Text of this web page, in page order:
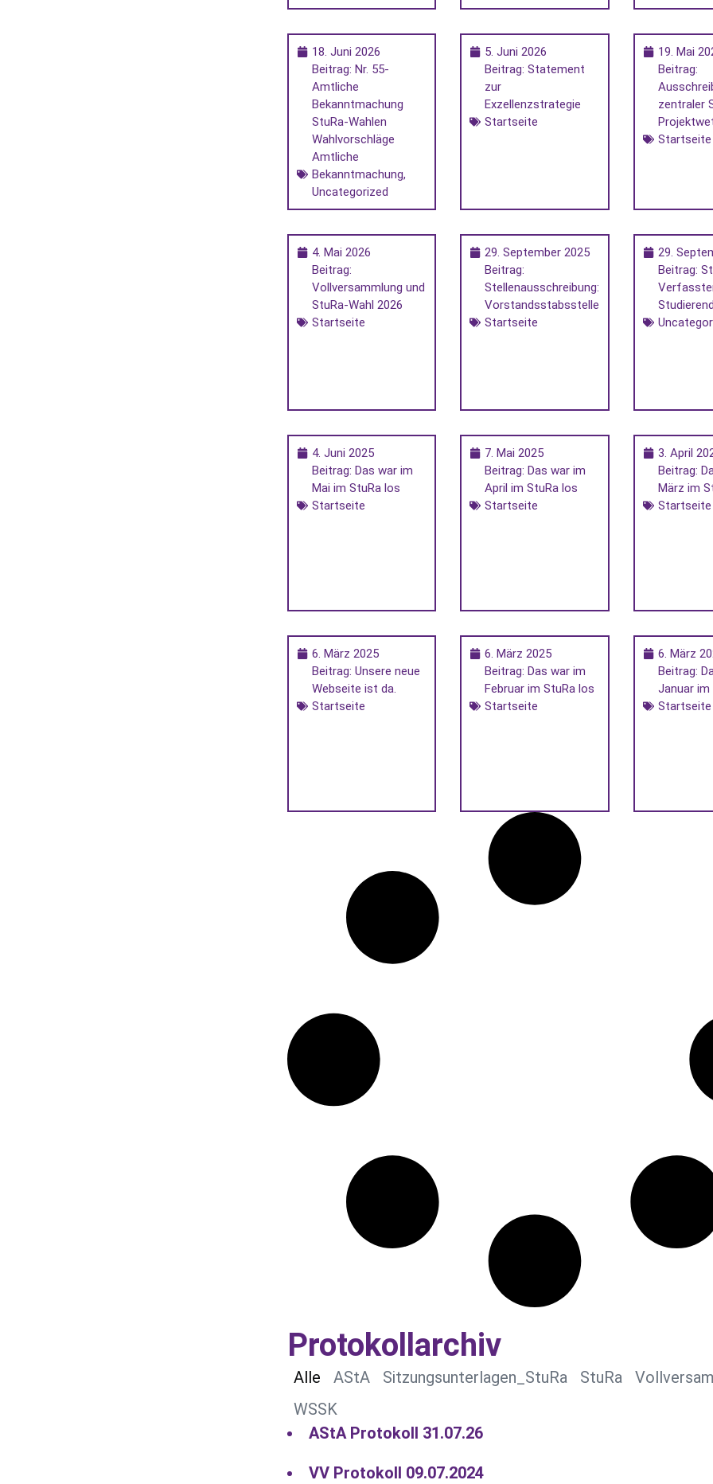
18. Juni 2026
Beitrag: Nr. 55-
Amtliche
Bekanntmachung
StuRa-Wahlen
Wahlvorschläge
Amtliche
Bekanntmachung,
Uncategorized
5. Juni 2026
Beitrag: Statement
zur
Exzellenzstrategie
Startseite
19. Mai
Beitrag:
zentraler
Startseite
4. Mai 2026
Beitrag:
Vollversammlung und
StuRa-Wahl 2026
Startseite
29. September 2025
Beitrag:
Stellenausschreibung:
Vorstandsstabsstelle
Startseite
29.
Beitrag:
4. Juni 2025
Beitrag: Das war im
Mai im StuRa los
Startseite
7. Mai 2025
Beitrag: Das war im
April im StuRa los
Startseite
3. April
Beitrag:
März im
Startseite
6. März 2025
Beitrag: Unsere neue
Webseite ist da.
Startseite
6. März 2025
Beitrag: Das war im
Februar im StuRa los
Startseite
6. März
Beitrag:
Januar im
Startseite
Protokollarchiv
AStA Sitzungsunterlagen_StuRa StuRa
WSSK
Alle
AStA Protokoll 31.07.26
VV Protokoll 09.07.2024